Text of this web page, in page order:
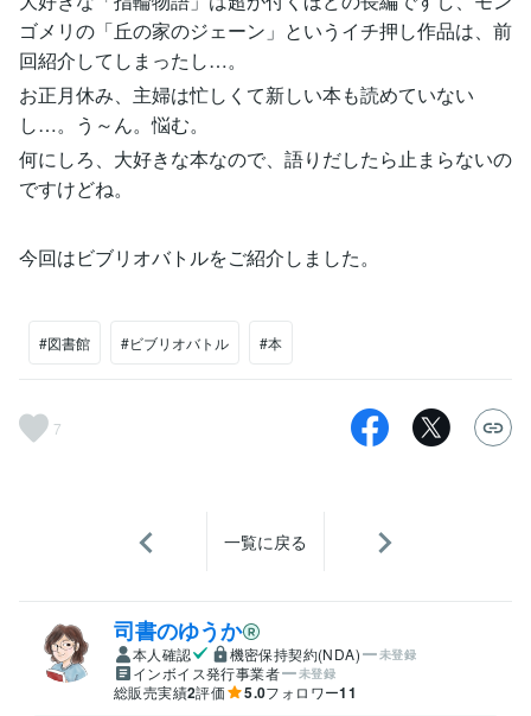
ゴメリの「丘の家のジェーン」というイチ押し作品は、前
回紹介してしまったし…。
お正月休み、主婦は忙しくて新しい本も読めていない
し…。う～ん。悩む。
何にしろ、大好きな本なので、語りだしたら止まらないの
ですけどね。
今回はビブリオバトルをご紹介しました。
#図書館 #ビブリオバトル #本
7
一覧に戻る
司書のゆうか
本人確認 機密保持契約(NDA) 未登録
インボイス発行事業者 未登録
総販売実績2評価 5.0フォロワー11